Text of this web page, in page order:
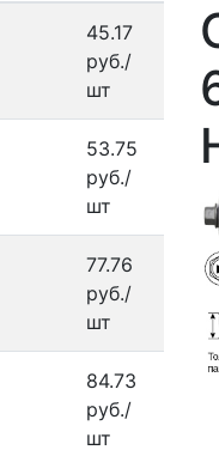
45.17
руб./
шт
53.75
руб./
шт
77.76
руб./
шт
84.73
руб./
шт